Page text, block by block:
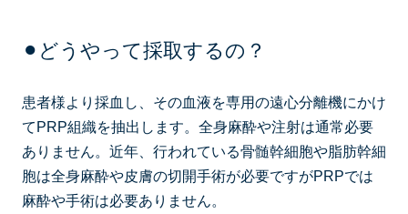
⚫︎どうやって採取するの？
患者様より採血し、その血液を専用の遠心分離機にかけ
てPRP組織を抽出します。全身麻酔や注射は通常必要
ありません。近年、行われている骨髄幹細胞や脂肪幹細
胞は全身麻酔や皮膚の切開手術が必要ですがPRPでは
麻酔や手術は必要ありません。